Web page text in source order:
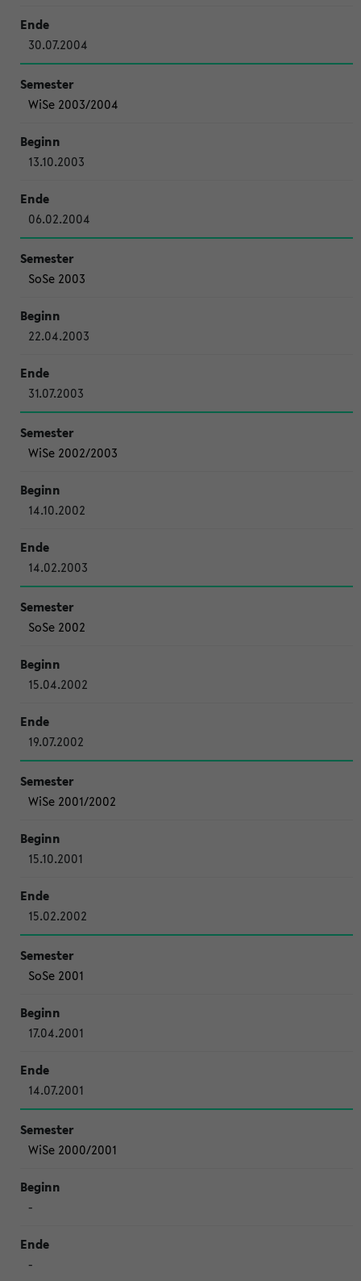
30.07.2004
WiSe 2003/2004
13.10.2003
06.02.2004
SoSe 2003
22.04.2003
31.07.2003
WiSe 2002/2003
14.10.2002
14.02.2003
SoSe 2002
15.04.2002
19.07.2002
WiSe 2001/2002
15.10.2001
15.02.2002
SoSe 2001
17.04.2001
14.07.2001
WiSe 2000/2001
-
-